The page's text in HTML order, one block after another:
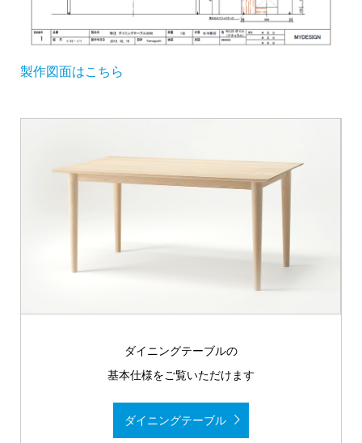
製作図面はこちら
ダイニングテーブルの
基本仕様をご覧いただけます
ダイニングテーブル